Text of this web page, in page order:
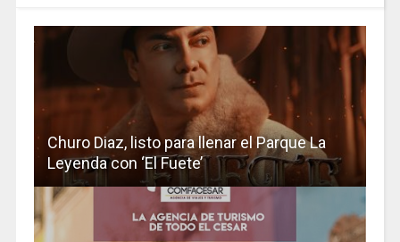
Churo Diaz, listo para llenar el Parque La
Leyenda con ‘El Fuete’